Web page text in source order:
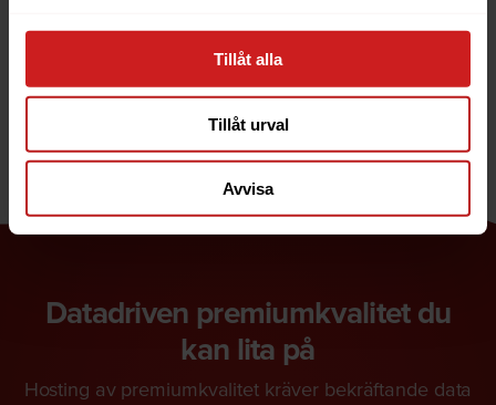
Tillåt alla
Tillåt urval
Avvisa
kan vara säker på att de alltid funkar.
Uppstår en störning får du ett larm. Du väljer
själv om du vill ha det via SMS, e-post eller
några av våra andra kanaler.
Datadriven premiumkvalitet du
kan lita på
Hosting av premiumkvalitet kräver bekräftande data